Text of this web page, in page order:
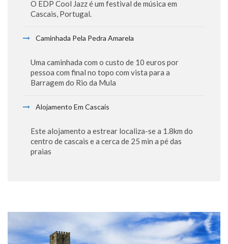
O EDP Cool Jazz é um festival de música em
Cascais, Portugal.
Caminhada Pela Pedra Amarela
Uma caminhada com o custo de 10 euros por
pessoa com final no topo com vista para a
Barragem do Rio da Mula
Alojamento Em Cascais
Este alojamento a estrear localiza-se a 1.8km do
centro de cascais e a cerca de 25 min a pé das
praias